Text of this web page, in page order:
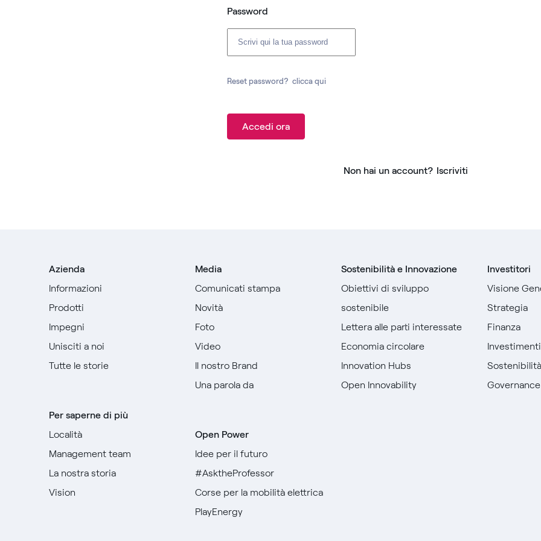
Password
Reset password? clicca qui
Accedi ora
Non hai un account? Iscriviti
Azienda
Informazioni
Prodotti
Impegni
Unisciti a noi
Tutte le storie
Per saperne di più
Località
Management team
La nostra storia
Vision
Media
Comunicati stampa
Novità
Foto
Video
Il nostro Brand
Una parola da
Open Power
Idee per il futuro
#AsktheProfessor
Corse per la mobilità elettrica
PlayEnergy
Sostenibilità e Innovazione
Obiettivi di sviluppo
sostenibile
Lettera alle parti interessate
Economia circolare
Innovation Hubs
Open Innovability
Investitori
Visione
Strategia
Finanza
Investimenti
Sostenibilità
Governance